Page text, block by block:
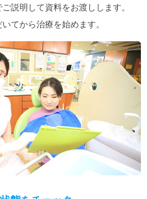
説明して資料をお渡しします。
てから治療を始めます。